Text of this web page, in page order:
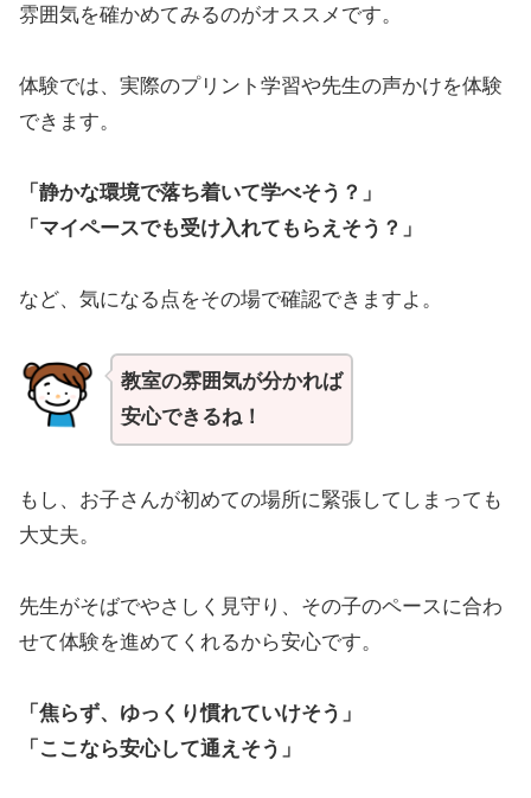
雰囲気を確かめてみるのがオススメです。
体験では、実際のプリント学習や先生の声かけを体験
できます。
「静かな環境で落ち着いて学べそう？」
「マイペースでも受け入れてもらえそう？」
など、気になる点をその場で確認できますよ。
教室の雰囲気が分かれば
安心できるね！
もし、お子さんが初めての場所に緊張してしまっても
大丈夫。
先生がそばでやさしく見守り、その子のペースに合わ
せて体験を進めてくれるから安心です。
「焦らず、ゆっくり慣れていけそう」
「ここなら安心して通えそう」